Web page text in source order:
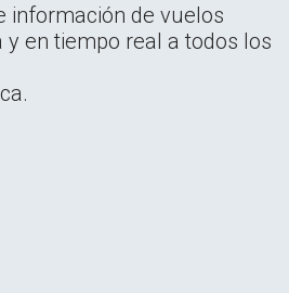
información de vuelos
y en tiempo real a todos los